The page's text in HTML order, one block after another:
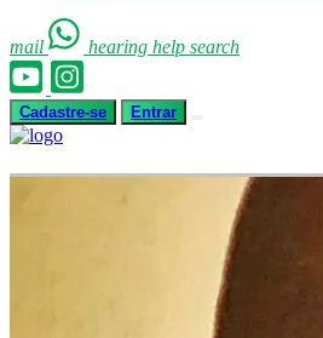
mail hearing help search
Cadastre-se Entrar